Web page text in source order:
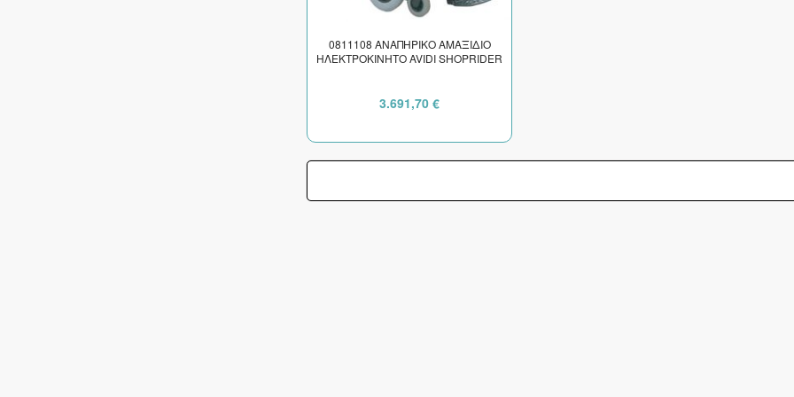
0811108 ΑΝΑΠΗΡΙΚΟ ΑΜΑΞΙΔΙΟ
ΗΛΕΚΤΡΟΚΙΝΗΤΟ AVIDI SHOPRIDER
3.691,70 €